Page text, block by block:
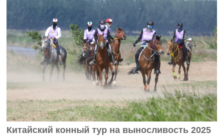
Китайский конный тур на выносливость 2025